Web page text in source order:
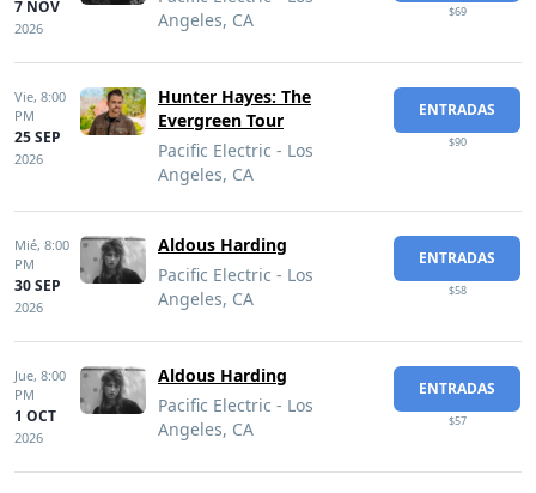
7 NOV
2026
Angeles, CA
$69
Vie, 8:00
PM
25 SEP
2026
Hunter Hayes: The
Evergreen Tour
Pacific Electric - Los
Angeles, CA
ENTRADAS
$90
Mié, 8:00
PM
30 SEP
2026
Aldous Harding
Pacific Electric - Los
Angeles, CA
ENTRADAS
$58
Jue, 8:00
PM
1 OCT
2026
Aldous Harding
Pacific Electric - Los
Angeles, CA
ENTRADAS
$57